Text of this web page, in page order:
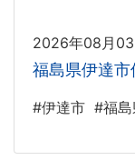
2026年08月
福島県伊達
#伊達市 #福